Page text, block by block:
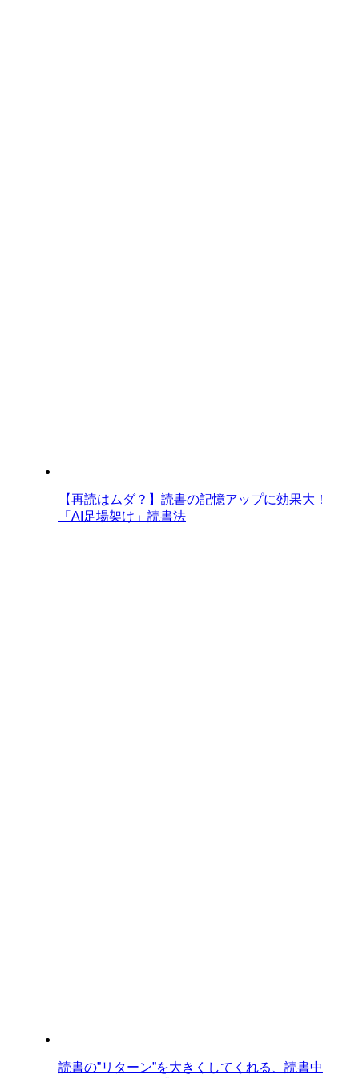
【再読はムダ？】読書の記憶アップに効果大！
「AI足場架け」読書法
読書の”リターン”を大きくしてくれる、読書中